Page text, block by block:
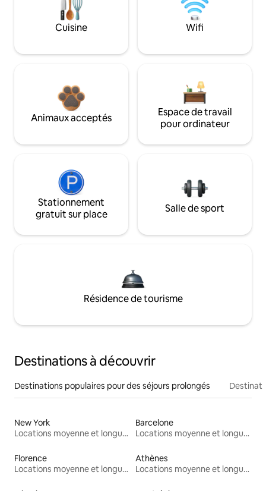
Cuisine Wifi
Animaux acceptés
Espace de travail
pour ordinateur
Stationnement
gratuit sur place
Salle de sport
Résidence de tourisme
Destinations à découvrir
Destinations populaires pour des séjours prolongés
New York
Locations moyenne et longue durée
Barcelone
Locations moyenne et longue durée
Florence
Locations moyenne et longue durée
Athènes
Locations moyenne et longue durée